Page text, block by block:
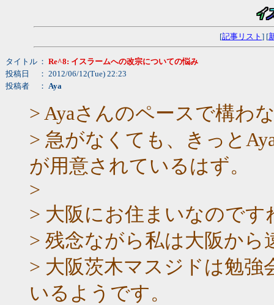
[記事リスト ] [
タイトル ： Re^8: イスラームへの改宗についての悩み
投稿日
： 2012/06/12(Tue) 22:23
投稿者
： Aya
> Ayaさんのペースで構わ
> 急がなくても、きっと
が用意されているはず。
>
> 大阪にお住まいなのです
> 残念ながら私は大阪か
> 大阪茨木マスジドは勉強
いるようです。